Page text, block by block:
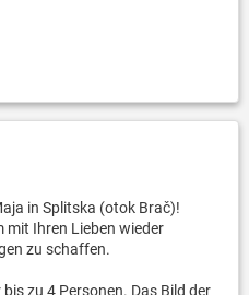
in Splitska (otok Brač)!
mit Ihren Lieben wieder
zu schaffen.
zu 4 Personen. Das Bild der